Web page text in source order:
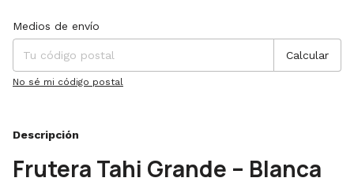
Entregas para el CP:
Medios de envío
Calcular
No sé mi código postal
Descripción
Frutera Tahi Grande – Blanca